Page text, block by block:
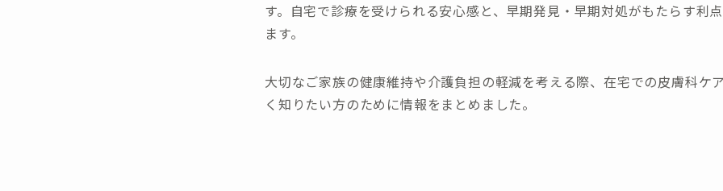
す。自宅で診療を受けられる安心感と、早期発見・早期対処がもたらす利
ます。
大切なご家族の健康維持や介護負担の軽減を考える際、在宅での皮膚科ケ
く知りたい方のために情報をまとめました。